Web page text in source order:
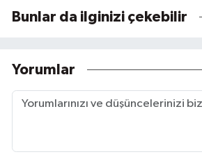
Bunlar da ilginizi çekebilir
Yorumlar